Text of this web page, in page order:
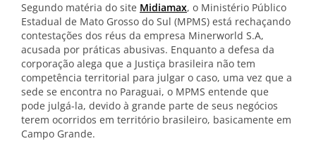
Segundo matéria do site Midiamax, o Ministério Público
Estadual de Mato Grosso do Sul (MPMS) está rechaçando
contestações dos réus da empresa Minerworld S.A,
acusada por práticas abusivas. Enquanto a defesa da
corporação alega que a Justiça brasileira não tem
competência territorial para julgar o caso, uma vez que a
sede se encontra no Paraguai, o MPMS entende que
pode julgá-la, devido à grande parte de seus negócios
terem ocorridos em território brasileiro, basicamente em
Campo Grande.